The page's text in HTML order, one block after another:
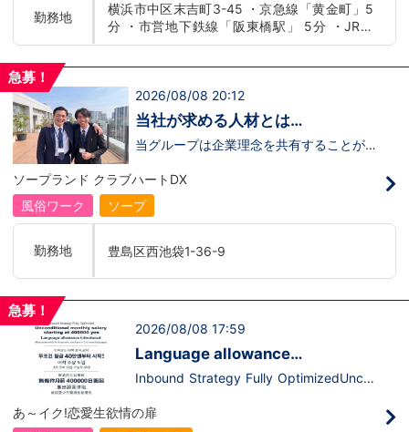
方が当グループでは活躍の場を広げていま
す。他にも…・失敗しても諦めない！・と
にかくやる気だけは負けない！・環境を変
をあげたい！など。接客業経験がないから
ジョンの為にこうしたい！こうなりたい！
と強い意志を持ってる方にも平等にチャン
スがある職場になっています。その為、未
経験からの応募も大歓迎です。今働いてる
倒的に多いです。「ちょっと求めてる人物
像と自分は違うかも…？」と思う方もいる
と思います。ですが、よく考えてくださ
い。全てが当てはまる人の方が少ないと思
分なんです。まずは応募して、面接時にあ
なたの想いを聞かせてください。その後、
私たちの想いを説明させていただきます。
と思います。ご応募お待ちしておりま
勤務地
横浜市中区末吉町3-45 ・京急線「黄金町」5
分 ・市営地下鉄線「阪東橋駅」 5分 ・JR線
「関内駅」15分
急募！
2026/08/08 20:12
当社が求める人材とは…
当グループは企業理念を共有することがで
神】を持っている方を求めています。さら
に！『ハピネスグループは、店舗数が増え
ます！！』つまり…【店長/幹部】の空き
枠があるってことです。実際に働いてみ
職者になれない(´;ω;｀)なんて経験はあり
ませんか？？当グループは年功序列ではな
く実力主義です。頑張り次第でいくらでも
のある方には必要な席をしっかりご用意で
入社後、最短で8ヶ月で店長になった先輩
もいます。その先輩のあとにアナタも続き
ませんか！？勿論、男性だけではなく女性
も活躍中。ハピネスグループ初の女性店長
イトレジャー業界だからといって一般大手
企業様に引けを取らない体制で取り組んで
ソープランド クラブハートDX
風俗ワーク
ソープ
勤務地 豊島区西池袋1-36-9
急募！
2026/08/08 17:59
Language allowance
introduced/推出語言津貼
Inbound Strategy Fully OptimizedUncon
00 yenLanguage allowance introduced
More preferential for those who are fluen
あ～イク!恋愛生欲情の扉